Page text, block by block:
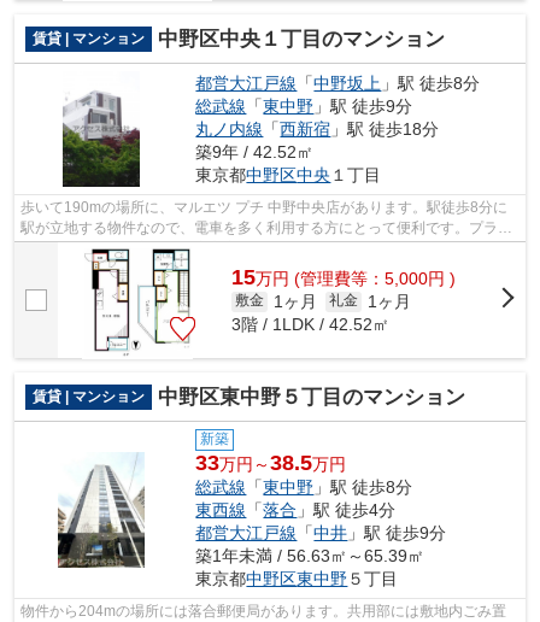
賃貸 | マンション 中野区中央１丁目のマンション
都営大江戸線 「中野坂上 」駅 徒歩8分
総武線 「東中野 」駅 徒歩9分
丸ノ内線 「西新宿 」駅 徒歩18分
築9年 / 42.52㎡
東京都中野区中央 １丁目
歩いて190mの場所に、マルエツ プチ 中野中央店があります。駅徒歩8分に
駅が立地する物件なので、電車を多く利用する方にとって便利です。プライ
バシーをしっかり守れる、安心安全なマ...
15万円 (管理費等：5,000円 )
敷金 1ヶ月 礼金
1ヶ月
3階 / 1LDK / 42.52㎡
賃貸 | マンション 中野区東中野５丁目のマンション
新築
33万円～38.5万円
総武線 「東中野 」駅 徒歩8分
東西線 「落合 」駅 徒歩4分
都営大江戸線 「中井 」駅 徒歩9分
築1年未満 / 56.63㎡～65.39㎡
東京都中野区東中野５丁目
物件から204mの場所には落合郵便局があります。共用部には敷地内ごみ置